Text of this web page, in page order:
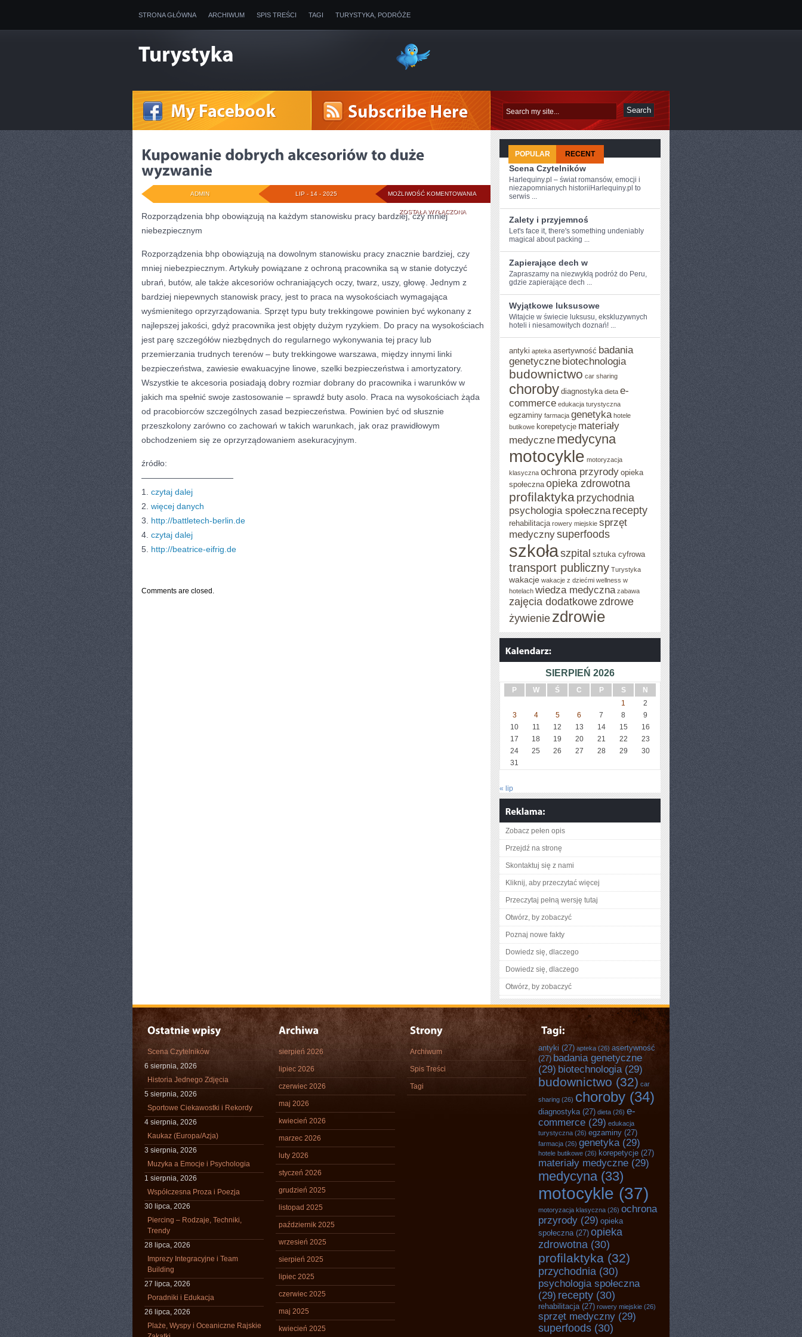
STRONA GŁÓWNA ARCHIWUM SPIS TREŚCI TAGI TURYSTYKA, PODRÓŻE
MOŻLIWOŚĆ KOMENTOWANIA KUPOWANIE
DOBRYCH
AKCESORIÓW
DUŻE
WYZWANIE
ZOSTAŁA WYŁĄCZONA
LIP - 14 - 2025
ADMIN
Rozporządzenia bhp obowiązują na każdym stanowisku pracy bardziej, czy mniej
niebezpiecznym
Rozporządzenia bhp obowiązują na dowolnym stanowisku pracy znacznie bardziej, czy
mniej niebezpiecznym. Artykuły powiązane z ochroną pracownika są w stanie dotyczyć
ubrań, butów, ale także akcesoriów ochraniających oczy, twarz, uszy, głowę. Jednym z
bardziej niepewnych stanowisk pracy, jest to praca na wysokościach wymagająca
wyśmienitego oprzyrządowania. Sprzęt typu buty trekkingowe powinien być wykonany z
najlepszej jakości, gdyż pracownika jest objęty dużym ryzykiem. Do pracy na wysokościach
jest parę szczegółów niezbędnych do regularnego wykonywania tej pracy lub
przemierzania trudnych terenów – buty trekkingowe warszawa, między innymi linki
bezpieczeństwa, zawiesie ewakuacyjne linowe, szelki bezpieczeństwa i amortyzatory.
Wszystkie te akcesoria posiadają dobry rozmiar dobrany do pracownika i warunków w
jakich ma spełnić swoje zastosowanie – sprawdź buty asolo. Praca na wysokościach żąda
od pracobiorców szczególnych zasad bezpieczeństwa. Powinien być od słusznie
przeszkolony zarówno co zachowań w takich warunkach, jak oraz prawidłowym
obchodzeniem się ze oprzyrządowaniem asekuracyjnym.
źródło:
———————————
1. czytaj dalej
2. więcej danych
3. http://battletech-berlin.de
4. czytaj dalej
5. http://beatrice-eifrig.de
Comments are closed.
POPULAR RECENT
Scena Czytelników
Harlequiny.pl – świat romansów, emocji i
niezapomnianych historiiHarlequiny.pl to
serwis ...
Zalety i przyjemnoś
Let's face it,⁣ there's something ​undeniably
magical about ‍packing ...
Zapierające dech w
Zapraszamy na ‌niezwykłą podróż do⁢ Peru,
gdzie zapierające dech ...
Wyjątkowe luksusowe
Witajcie⁢ w​ świecie luksusu,‍ ekskluzywnych
hoteli i niesamowitych doznań! ...
antyki apteka asertywność badania
genetyczne biotechnologia
budownictwo car sharing
choroby diagnostyka dieta e-
commerce edukacja turystyczna
egzaminy farmacja genetyka hotele
butikowe korepetycje materiały
medyczne medycyna
motocykle motoryzacja
klasyczna ochrona przyrody opieka
społeczna opieka zdrowotna
profilaktyka przychodnia
psychologia społeczna recepty
rehabilitacja rowery miejskie sprzęt
medycznysuperfoods
szkołaszpital sztuka cyfrowa
transport publiczny Turystyka
wakacje wakacje z dziećmi wellness w
hotelach wiedza medyczna zabawa
zajęcia dodatkowezdrowe
żywienie zdrowie
SIERPIEŃ 2026
P W Ś C P S
N
1
2
3
4 5 6 7 8
9
10
11 12 13 14 15
16
17
18 19 20 21 22
23
24
25 26 27 28 29
30
31
« lip
Zobacz pełen opis
Przejdź na stronę
Skontaktuj się z nami
Kliknij, aby przeczytać więcej
Przeczytaj pełną wersję tutaj
Otwórz, by zobaczyć
Poznaj nowe fakty
Dowiedz się, dlaczego
Dowiedz się, dlaczego
Otwórz, by zobaczyć
Scena Czytelników
6 sierpnia, 2026
Historia Jednego Zdjęcia
5 sierpnia, 2026
Sportowe Ciekawostki i Rekordy
4 sierpnia, 2026
Kaukaz (Europa/Azja)
3 sierpnia, 2026
Muzyka a Emocje i Psychologia
1 sierpnia, 2026
Współczesna Proza i Poezja
30 lipca, 2026
Piercing – Rodzaje, Techniki,
Trendy
28 lipca, 2026
Imprezy Integracyjne i Team
Building
27 lipca, 2026
Poradniki i Edukacja
26 lipca, 2026
Plaże, Wyspy i Oceaniczne Rajskie
sierpień 2026
lipiec 2026
czerwiec 2026
maj 2026
kwiecień 2026
marzec 2026
luty 2026
styczeń 2026
grudzień 2025
listopad 2025
październik 2025
wrzesień 2025
sierpień 2025
lipiec 2025
czerwiec 2025
maj 2025
kwiecień 2025
Archiwum
Spis Treści
Tagi
antyki (27) apteka (26) asertywność
(27) badania genetyczne
(29) biotechnologia (29)
budownictwo (32) car
sharing (26) choroby (34)
diagnostyka(27) dieta (26) e-
commerce (29) edukacja
turystyczna (26) egzaminy (27)
farmacja (26) genetyka (29)
hotele butikowe (26) korepetycje (27)
materiały medyczne (29)
medycyna(33)
motocykle (37)
motoryzacja klasyczna (26) ochrona
przyrody (29) opieka
społeczna(27) opieka
zdrowotna (30)
profilaktyka (32)
przychodnia (30)
psychologia społeczna
(29) recepty (30)
rehabilitacja(27) rowery miejskie (26)
sprzęt medyczny (29)
superfoods (30)